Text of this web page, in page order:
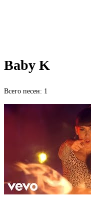
Baby K
Всего песен: 1